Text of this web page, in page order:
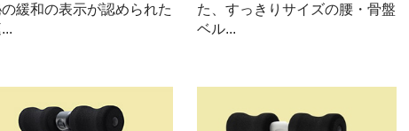
緩和の表示が認められた
た、すっきりサイズの腰・骨盤
ベル...